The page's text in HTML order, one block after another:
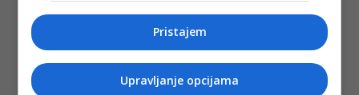
Pristajem
Upravljanje opcijama